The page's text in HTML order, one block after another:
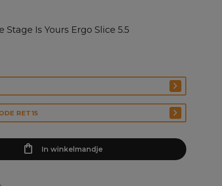
Stage Is Yours Ergo Slice 5.5
RET15
In winkelmandje